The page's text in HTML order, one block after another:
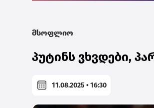
მსოფლიო
პუტინს ვხვდები,
11.08.2025 • 16:30